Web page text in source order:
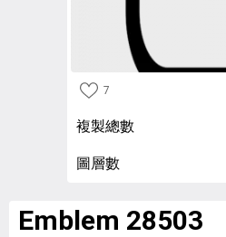
7
複製總數
圖層數
Emblem 28503